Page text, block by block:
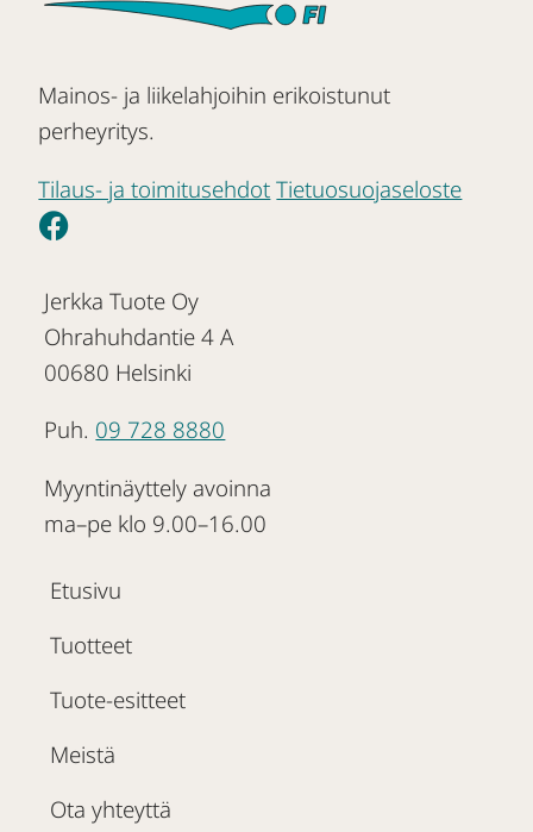
Mainos- ja liikelahjoihin erikoistunut
perheyritys.
Tilaus- ja toimitusehdot Tietuosuojaseloste
Jerkka Tuote Oy
Ohrahuhdantie 4 A
00680 Helsinki
Puh. 09 728 8880
Myyntinäyttely avoinna
ma–pe klo 9.00–16.00
Etusivu
Tuotteet
Tuote-esitteet
Meistä
Ota yhteyttä